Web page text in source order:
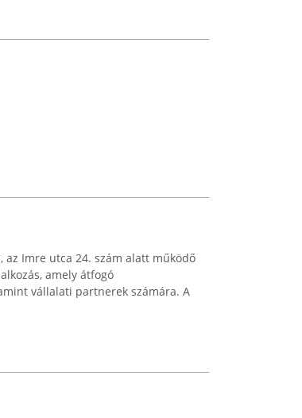
az Imre utca 24. szám alatt működő
amely átfogó
vállalati partnerek számára. A